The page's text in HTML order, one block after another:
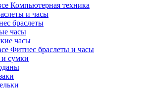
Компьютерная техника
и часы
браслеты
часы
часы
Фитнес браслеты и часы
сумки